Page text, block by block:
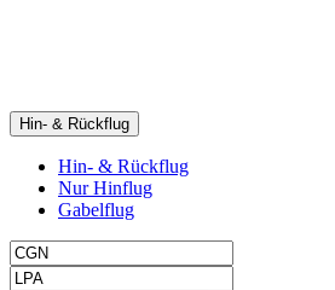
Hin- & Rückflug
Hin- & Rückflug
Nur Hinflug
Gabelflug